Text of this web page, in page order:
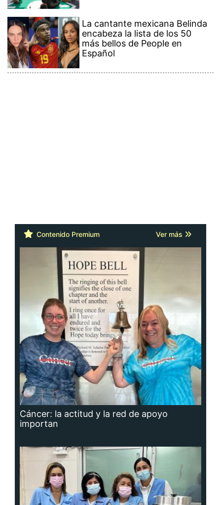
La cantante mexicana Belinda
encabeza la lista de los 50
más bellos de People en
Español
Contenido Premium Ver más
Cáncer: la actitud y la red de apoyo
importan